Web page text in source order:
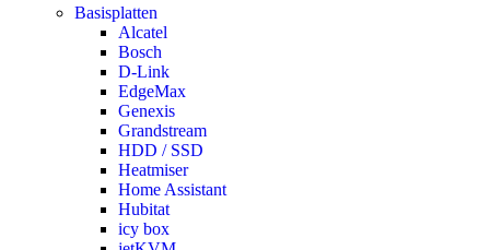
Basisplatten
Alcatel
Bosch
D-Link
EdgeMax
Genexis
Grandstream
HDD / SSD
Heatmiser
Home Assistant
Hubitat
icy box